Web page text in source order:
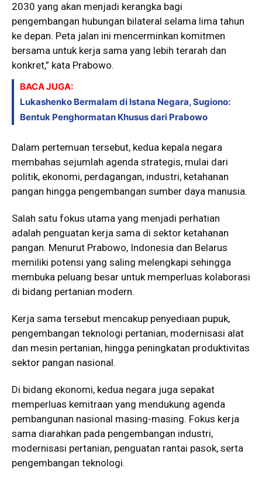
2030 yang akan menjadi kerangka bagi
pengembangan hubungan bilateral selama lima tahun
ke depan. Peta jalan ini mencerminkan komitmen
bersama untuk kerja sama yang lebih terarah dan
konkret,” kata Prabowo.
BACA JUGA:
Lukashenko Bermalam di Istana Negara, Sugiono:
Bentuk Penghormatan Khusus dari Prabowo
Dalam pertemuan tersebut, kedua kepala negara
membahas sejumlah agenda strategis, mulai dari
politik, ekonomi, perdagangan, industri, ketahanan
pangan hingga pengembangan sumber daya manusia.
Salah satu fokus utama yang menjadi perhatian
adalah penguatan kerja sama di sektor ketahanan
pangan. Menurut Prabowo, Indonesia dan Belarus
memiliki potensi yang saling melengkapi sehingga
membuka peluang besar untuk memperluas kolaborasi
di bidang pertanian modern.
Kerja sama tersebut mencakup penyediaan pupuk,
pengembangan teknologi pertanian, modernisasi alat
dan mesin pertanian, hingga peningkatan produktivitas
sektor pangan nasional.
Di bidang ekonomi, kedua negara juga sepakat
memperluas kemitraan yang mendukung agenda
pembangunan nasional masing-masing. Fokus kerja
sama diarahkan pada pengembangan industri,
modernisasi pertanian, penguatan rantai pasok, serta
pengembangan teknologi.